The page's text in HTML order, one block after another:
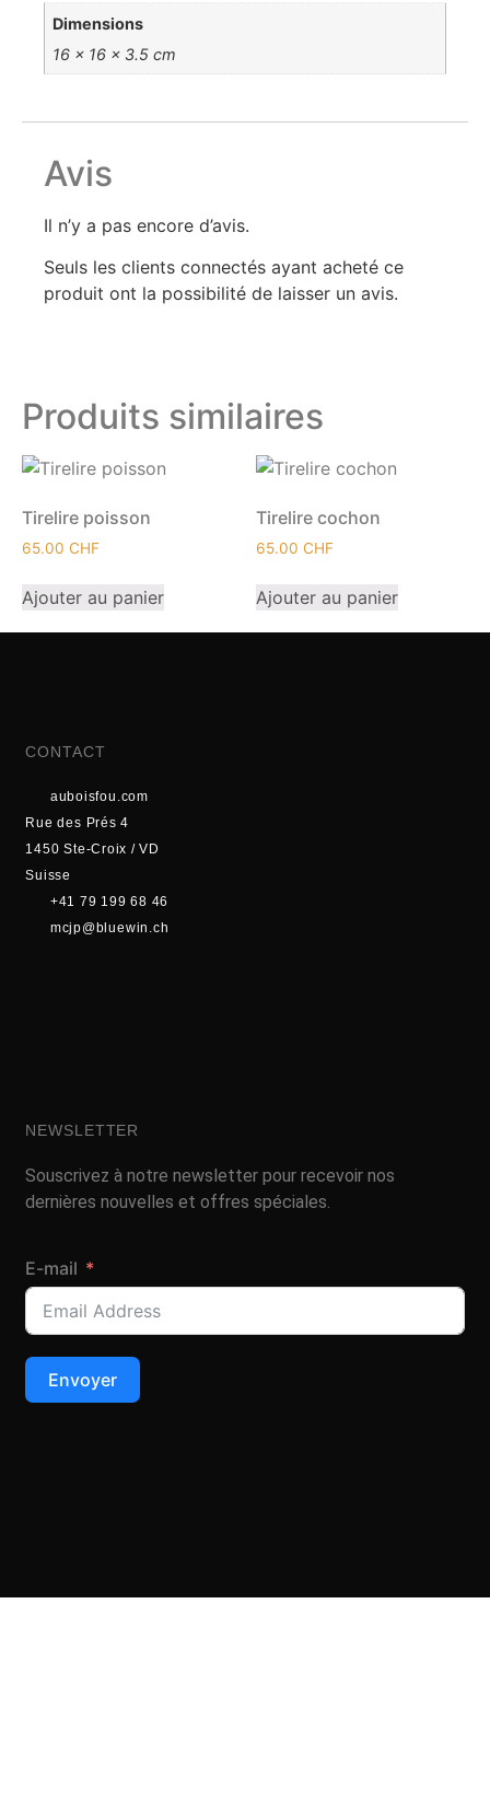
Produits similaires
Tirelire poisson
65.00 CHF
Ajouter au panier
Tirelire cochon
65.00 CHF
Ajouter au panier
Dimensions
16 × 16 × 3.5 cm
Avis
Il n’y a pas encore d’avis.
Seuls les clients connectés ayant acheté ce
produit ont la possibilité de laisser un avis.
CONTACT
auboisfou.com
Rue des Prés 4
1450 Ste-Croix / VD
Suisse
+41 79 199 68 46
mcjp@bluewin.ch
NEWSLETTER
Souscrivez à notre newsletter pour recevoir nos
dernières nouvelles et offres spéciales.
E-mail
Envoyer